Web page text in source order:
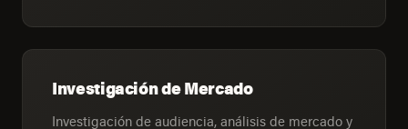
Investigación de Mercado
Investigación de audiencia, análisis de mercado y